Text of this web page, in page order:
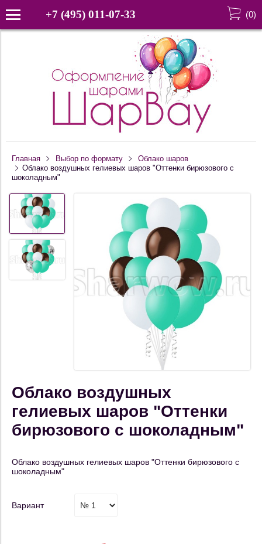
+7 (495) 011-07-33 (0)
Главная Выбор по формату
Облако шаров
Облако воздушных гелиевых шаров "Оттенки бирюзового с
шоколадным"
Облако воздушных
гелиевых шаров "Оттенки
бирюзового с шоколадным"
Облако воздушных гелиевых шаров "Оттенки бирюзового с
шоколадным"
Вариант